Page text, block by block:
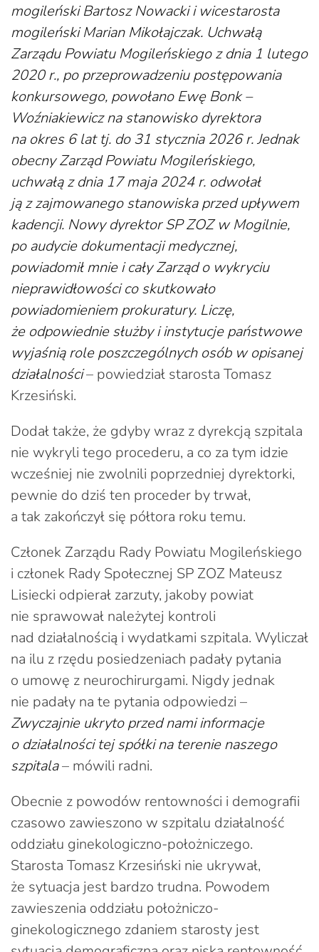
mogileński Bartosz Nowacki i wicestarosta
mogileński Marian Mikołajczak. Uchwałą
Zarządu Powiatu Mogileńskiego z dnia 1 lutego
2020 r., po przeprowadzeniu postępowania
konkursowego, powołano Ewę Bonk –
Woźniakiewicz na stanowisko dyrektora
na okres 6 lat tj. do 31 stycznia 2026 r. Jednak
obecny Zarząd Powiatu Mogileńskiego,
uchwałą z dnia 17 maja 2024 r. odwołał
ją z zajmowanego stanowiska przed upływem
kadencji. Nowy dyrektor SP ZOZ w Mogilnie,
po audycie dokumentacji medycznej,
powiadomił mnie i cały Zarząd o wykryciu
nieprawidłowości co skutkowało
powiadomieniem prokuratury. Liczę,
że odpowiednie służby i instytucje państwowe
wyjaśnią role poszczególnych osób w opisanej
działalności– powiedział starosta Tomasz
Krzesiński.
Dodał także, że gdyby wraz z dyrekcją szpitala
nie wykryli tego procederu, a co za tym idzie
wcześniej nie zwolnili poprzedniej dyrektorki,
pewnie do dziś ten proceder by trwał,
a tak zakończył się półtora roku temu.
Członek Zarządu Rady Powiatu Mogileńskiego
i członek Rady Społecznej SP ZOZ Mateusz
Lisiecki odpierał zarzuty, jakoby powiat
nie sprawował należytej kontroli
nad działalnością i wydatkami szpitala. Wyliczał
na ilu z rzędu posiedzeniach padały pytania
o umowę z neurochirurgami. Nigdy jednak
nie padały na te pytania odpowiedzi –
Zwyczajnie ukryto przed nami informacje
o działalności tej spółki na terenie naszego
szpitala– mówili radni.
Obecnie z powodów rentowności i demografii
czasowo zawieszono w szpitalu działalność
oddziału ginekologiczno-położniczego.
Starosta Tomasz Krzesiński nie ukrywał,
że sytuacja jest bardzo trudna. Powodem
zawieszenia oddziału położniczo-
ginekologicznego zdaniem starosty jest